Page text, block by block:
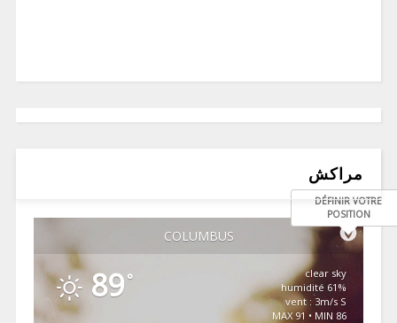
مراكش
COLUMBUS
DÉFINIR VOTRE
POSITION
89 °
clear sky
61% humidité
vent : 3m/s S
MAX 91 • MIN 86